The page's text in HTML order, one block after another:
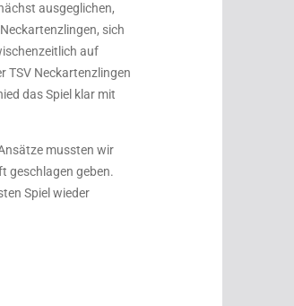
ausgeglichen,
sich
auf
TSV Neckartenzlingen
das Spiel klar mit
mussten wir
geschlagen geben.
Spiel wieder